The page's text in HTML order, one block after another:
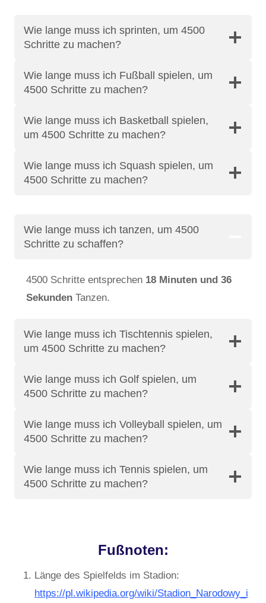
Wie lange muss ich sprinten, um 4500
Schritte zu machen?
Wie lange muss ich Fußball spielen, um
4500 Schritte zu machen?
Wie lange muss ich Basketball spielen,
um 4500 Schritte zu machen?
Wie lange muss ich Squash spielen, um
4500 Schritte zu machen?
Wie lange muss ich tanzen, um 4500
Schritte zu schaffen?
4500 Schritte entsprechen 18 Minuten und 36
Sekunden Tanzen.
Wie lange muss ich Tischtennis spielen,
um 4500 Schritte zu machen?
Wie lange muss ich Golf spielen, um
4500 Schritte zu machen?
Wie lange muss ich Volleyball spielen, um
4500 Schritte zu machen?
Wie lange muss ich Tennis spielen, um
4500 Schritte zu machen?
Fußnoten:
Länge des Spielfelds im Stadion:
https://pl.wikipedia.org/wiki/Stadion_Narodowy_i